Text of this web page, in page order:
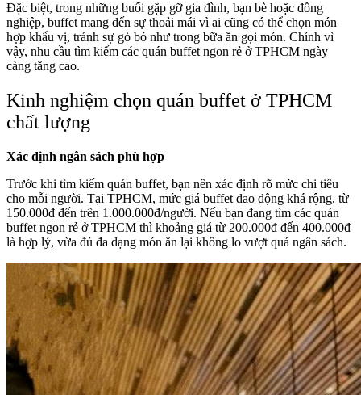
Đặc biệt, trong những buổi gặp gỡ gia đình, bạn bè hoặc đồng
nghiệp, buffet mang đến sự thoải mái vì ai cũng có thể chọn món
hợp khẩu vị, tránh sự gò bó như trong bữa ăn gọi món. Chính vì
vậy, nhu cầu tìm kiếm các quán buffet ngon rẻ ở TPHCM ngày
càng tăng cao.
Kinh nghiệm chọn quán buffet ở TPHCM
chất lượng
Xác định ngân sách phù hợp
Trước khi tìm kiếm quán buffet, bạn nên xác định rõ mức chi tiêu
cho mỗi người. Tại TPHCM, mức giá buffet dao động khá rộng, từ
150.000đ đến trên 1.000.000đ/người. Nếu bạn đang tìm các quán
buffet ngon rẻ ở TPHCM thì khoảng giá từ 200.000đ đến 400.000đ
là hợp lý, vừa đủ đa dạng món ăn lại không lo vượt quá ngân sách.